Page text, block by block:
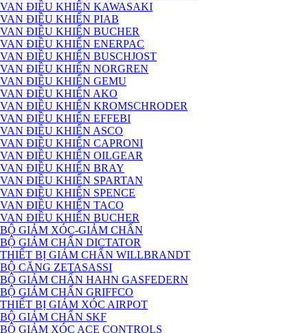
VAN ĐIỀU KHIỂN KAWASAKI
VAN ĐIỀU KHIỂN PIAB
VAN ĐIỀU KHIỂN BUCHER
VAN ĐIỀU KHIỂN ENERPAC
VAN ĐIỀU KHIỂN BUSCHJOST
VAN ĐIỀU KHIỂN NORGREN
VAN ĐIỀU KHIỂN GEMU
VAN ĐIỀU KHIỂN AKO
VAN ĐIỀU KHIỂN KROMSCHRODER
VAN ĐIỀU KHIỂN EFFEBI
VAN ĐIỀU KHIỂN ASCO
VAN ĐIỀU KHIỂN CAPRONI
VAN ĐIỀU KHIỂN OILGEAR
VAN ĐIỀU KHIỂN BRAY
VAN ĐIỀU KHIỂN SPARTAN
VAN ĐIỀU KHIỂN SPENCE
VAN ĐIỀU KHIỂN TACO
VAN ĐIỀU KHIỂN BUCHER
BỘ GIẢM XÓC-GIẢM CHẤN
BỘ GIẢM CHẤN DICTATOR
THIẾT BỊ GIẢM CHẤN WILLBRANDT
BỘ CĂNG ZETASASSI
BỘ GIẢM CHẤN HAHN GASFEDERN
BỘ GIẢM CHẤN GRIFFCO
THIẾT BỊ GIẢM XÓC AIRPOT
BỘ GIẢM CHẤN SKF
BỘ GIẢM XÓC ACE CONTROLS